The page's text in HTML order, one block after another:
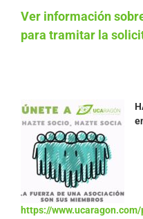
Ver información
para tramitar la
https://